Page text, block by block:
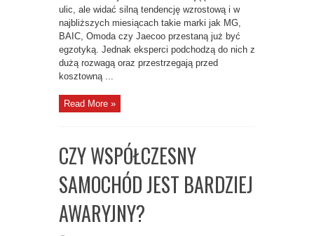
ulic, ale widać silną tendencję wzrostową i w
najbliższych miesiącach takie marki jak MG,
BAIC, Omoda czy Jaecoo przestaną już być
egzotyką. Jednak eksperci podchodzą do nich z
dużą rozwagą oraz przestrzegają przed
kosztowną ...
Read More »
CZY WSPÓŁCZESNY
SAMOCHÓD JEST BARDZIEJ
AWARYJNY?